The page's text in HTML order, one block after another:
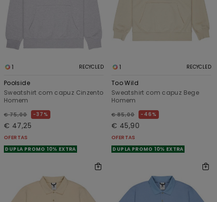
1 RECYCLED
Poolside
Sweatshirt com capuz Cinzento
Homem
€ 75,00 37%
€ 47,25
OFERTAS
DUPLA PROMO 10% EXTRA
1 RECYCLED
Too Wild
Sweatshirt com capuz Bege
Homem
€ 85,00 46%
€ 45,90
OFERTAS
DUPLA PROMO 10% EXTRA